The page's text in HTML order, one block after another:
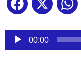
Facebook
X
Reproductor
audio
00:00